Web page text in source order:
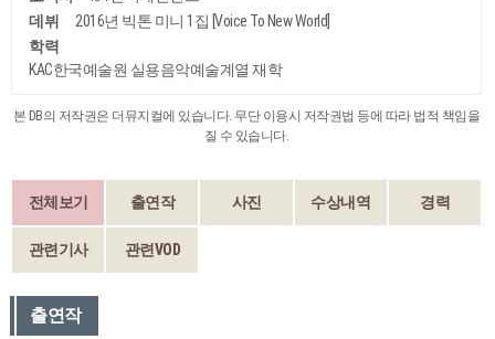
데뷔
2016년 빅톤 미니 1집 [Voice To New World]
학력
KAC한국예술원 실용음악예술계열 재학
본 DB의 저작권은 더뮤지컬에 있습니다. 무단 이용시 저작권법 등에 따라 법적 책임을
질 수 있습니다.
전체보기 출연작 사진 수상내역 경력
관련기사 관련VOD
출연작